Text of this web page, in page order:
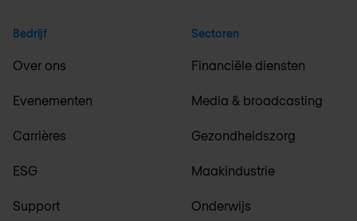
Bedrijf
Over ons
Evenementen
Carrières
ESG
Support
Sectoren
Financiële diensten
Media & broadcasting
Gezondheidszorg
Maakindustrie
Onderwijs